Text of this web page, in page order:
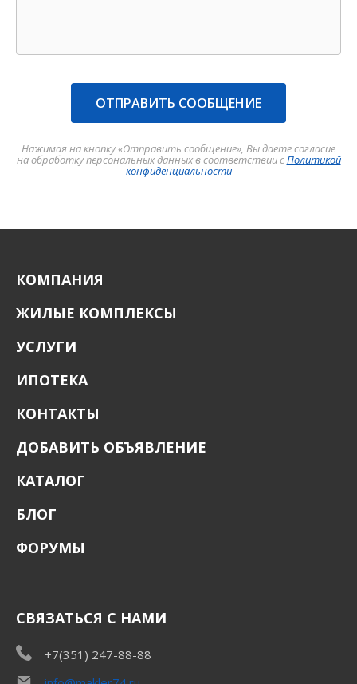
ОТПРАВИТЬ СООБЩЕНИЕ
Нажимая на кнопку «Отправить сообщение», Вы даете согласие
на обработку персональных данных в соответствии сПолитикой
конфиденциальности
КОМПАНИЯ
ЖИЛЫЕ КОМПЛЕКСЫ
УСЛУГИ
ИПОТЕКА
КОНТАКТЫ
ДОБАВИТЬ ОБЪЯВЛЕНИЕ
КАТАЛОГ
БЛОГ
ФОРУМЫ
СВЯЗАТЬСЯ С НАМИ
+7(351) 247-88-88